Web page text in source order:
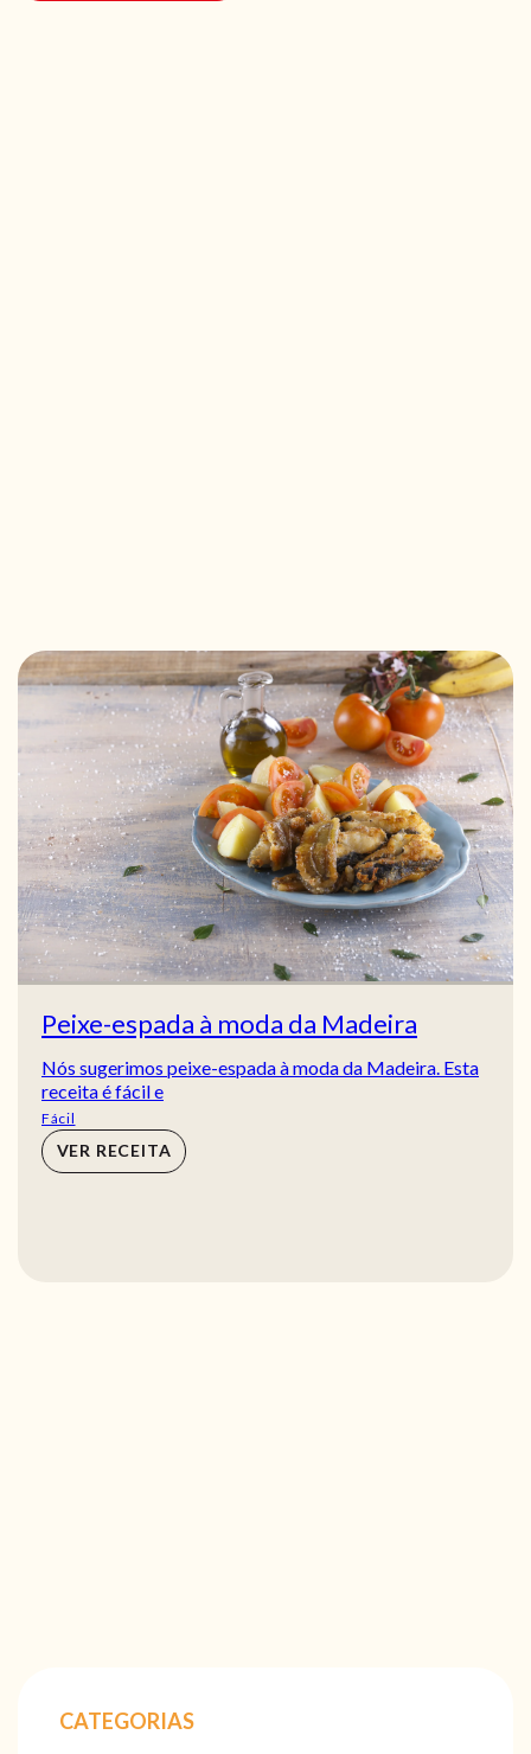
Peixe-espada à moda da Madeira
Nós sugerimos peixe-espada à moda da Madeira. Esta
receita é fácil e
Fácil
VER RECEITA
CATEGORIAS